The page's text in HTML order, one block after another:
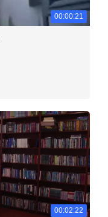
00:00:21
00:02:22